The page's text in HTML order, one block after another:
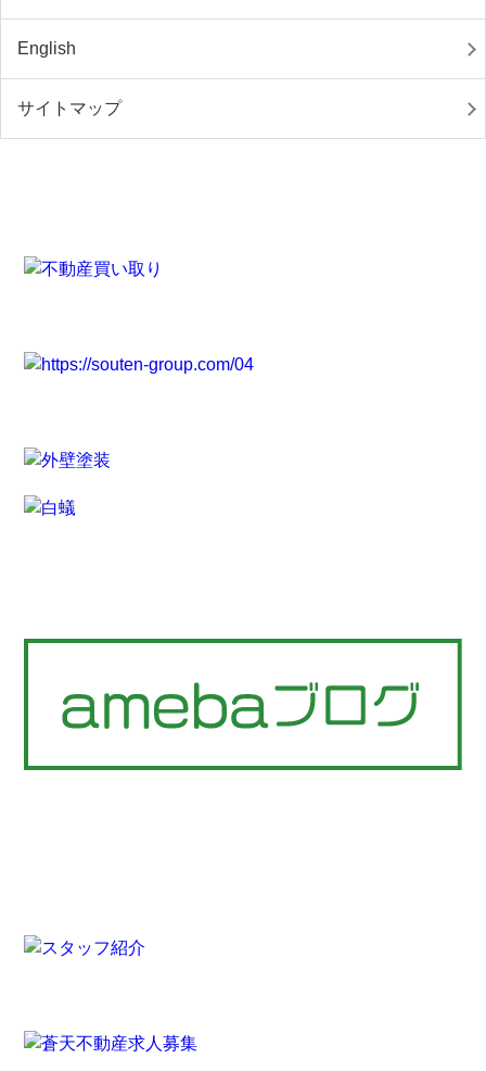
English
サイトマップ